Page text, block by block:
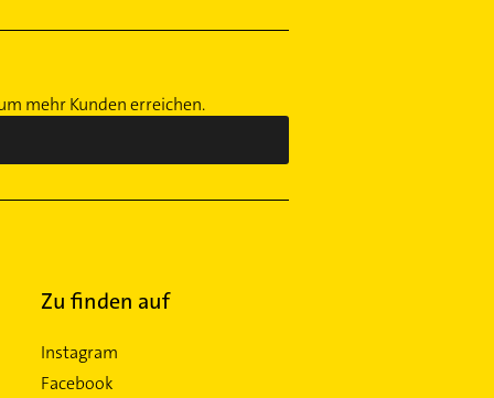
mehr Kunden erreichen.
Zu finden auf
Instagram
Facebook